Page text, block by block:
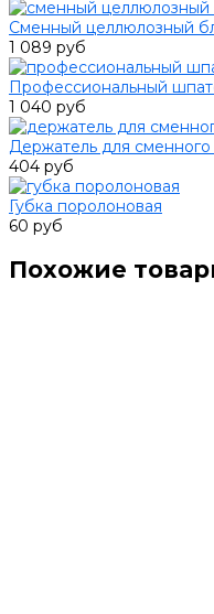
Сменный целлюлозный
1 089 руб
Профессиональный
1 040 руб
Держатель для
404 руб
Губка поролоновая
60 руб
Похожие